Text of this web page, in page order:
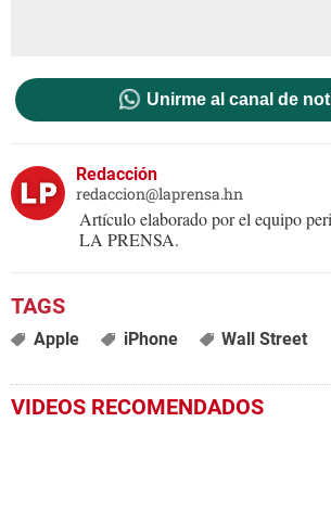
Unirme al canal de
Redacción
redaccion@laprensa.hn
Artículo elaborado por el equipo
LA PRENSA.
Apple iPhone Wall Street
VIDEOS RECOMENDADOS